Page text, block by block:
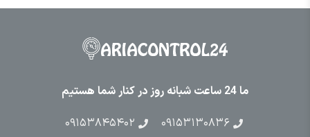
ما 24 ساعت شبانه روز در کنار شما هستیم
۰۹۱۵۳۱۳۰۸۳۶
۰۹۱۵۳۸۴۵۴۰۲